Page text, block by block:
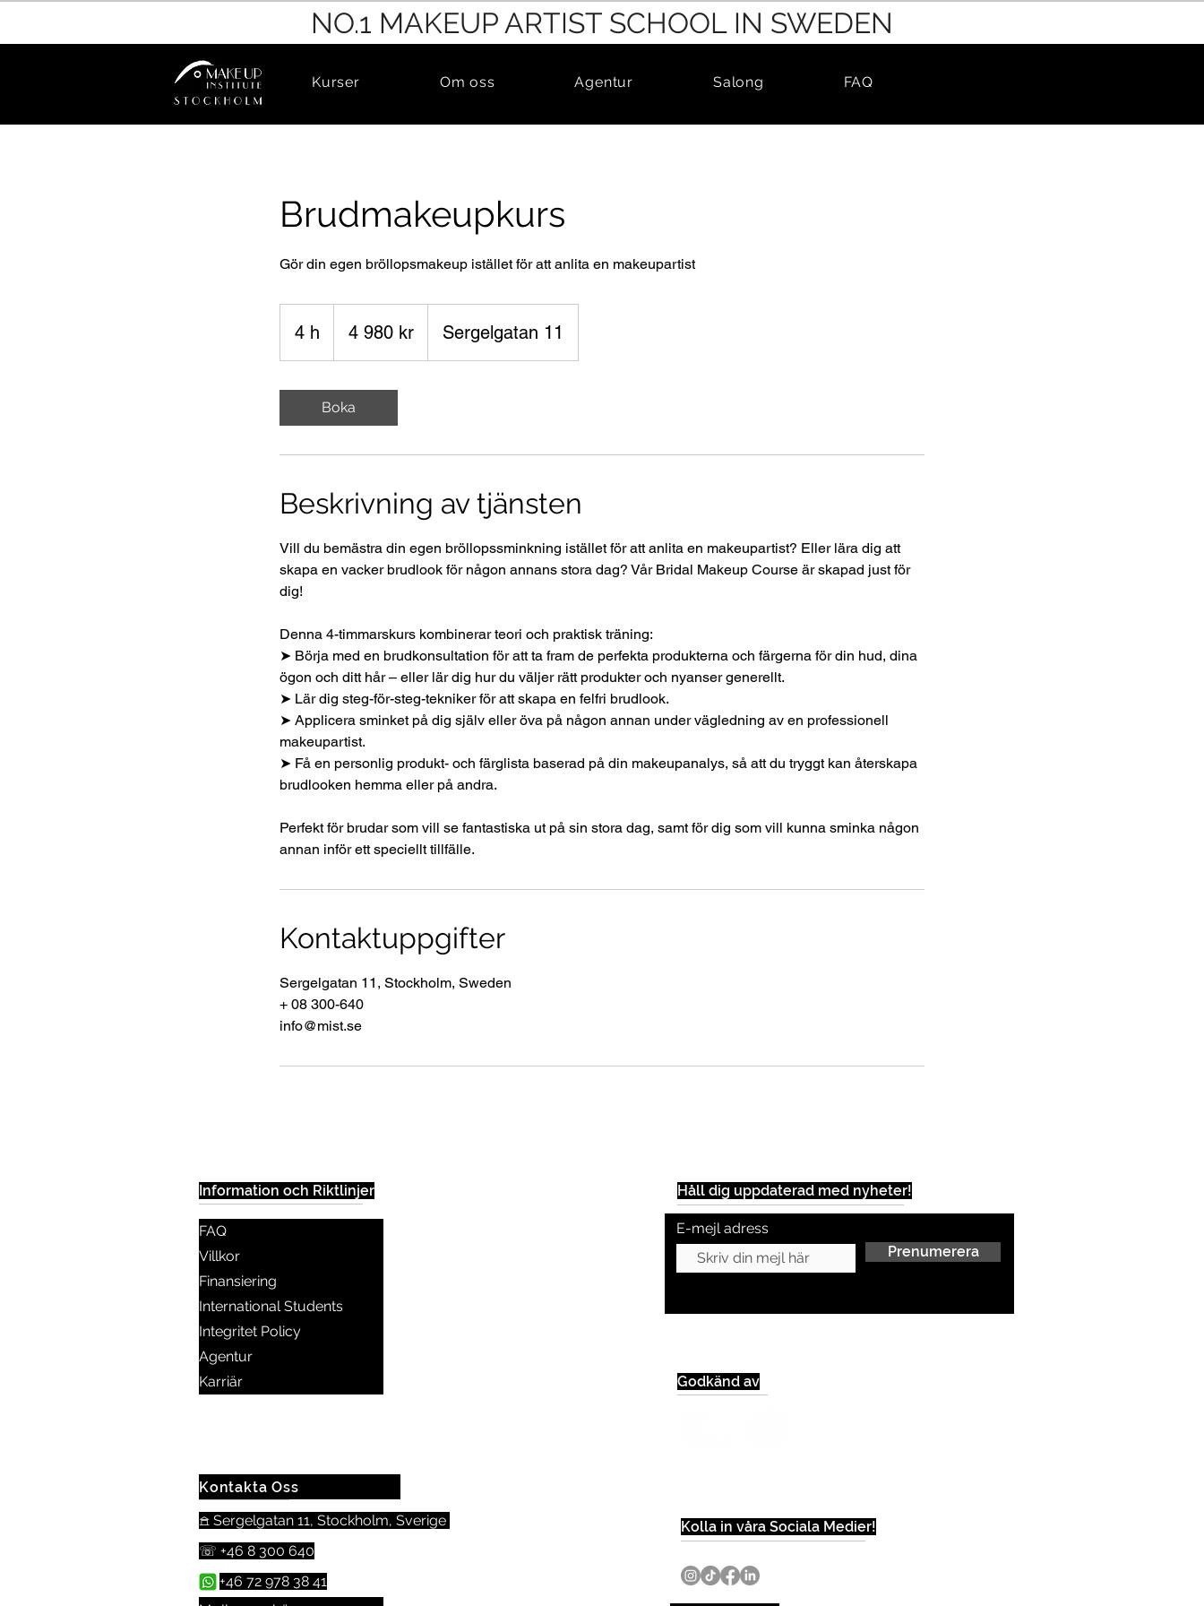
NO.1 MAKEUP ARTIST SCHOOL IN SWEDEN
Kurser Om oss Agentur Salong FAQ
Brudmakeupkurs
Gör din egen bröllopsmakeup istället för att anlita en makeupartist
4 h
h
kronor4 980 kr Sergelgatan 11
Boka
Beskrivning av tjänsten
Vill du bemästra din egen bröllopssminkning istället för att anlita en makeupartist? Eller lära dig att
skapa en vacker brudlook för någon annans stora dag? Vår Bridal Makeup Course är skapad just för
dig!
Denna 4-timmarskurs kombinerar teori och praktisk träning:
➤ Börja med en brudkonsultation för att ta fram de perfekta produkterna och färgerna för din hud, dina
ögon och ditt hår – eller lär dig hur du väljer rätt produkter och nyanser generellt.
➤ Lär dig steg-för-steg-tekniker för att skapa en felfri brudlook.
➤ Applicera sminket på dig själv eller öva på någon annan under vägledning av en professionell
makeupartist.
➤ Få en personlig produkt- och färglista baserad på din makeupanalys, så att du tryggt kan återskapa
brudlooken hemma eller på andra.
Perfekt för brudar som vill se fantastiska ut på sin stora dag, samt för dig som vill kunna sminka någon
annan inför ett speciellt tillfälle.
Kontaktuppgifter
Sergelgatan 11, Stockholm, Sweden
+ 08 300-640
info@mist.se
Information och Riktlinjer
FAQ
Villkor
Finansiering
International Students
Integritet Policy
Agentur
Karriär
Kontakta Oss
𖠿 Sergelgatan 11, Stockholm, Sverige
☏ +46 8 300 640
+46 72 978 38 41
Håll dig uppdaterad med nyheter!
E-mejl adress
Prenumerera
Godkänd av
Kolla in våra Sociala Medier!